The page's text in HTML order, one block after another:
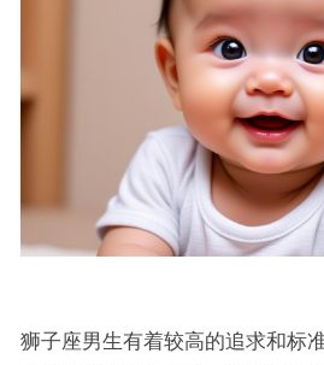
狮子座男生有着较高的追求和标